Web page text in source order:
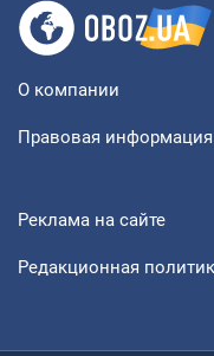
О компании
Правовая информация
Реклама на сайте
Редакционная